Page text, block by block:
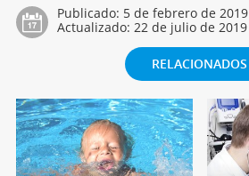
Publicado: 5 de febrero de 2019
Actualizado: 22 de julio de 2019
RELACIONADOS